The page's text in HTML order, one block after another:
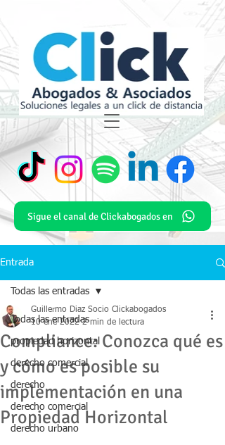
Sigue el canal de Clickabogados en
Entrada
Todas las entradas
propiedad horizontal
derecho comercial
derecho
derecho comercial
derecho urbano
Todas las entradas
Compliance: Conozca qué es
y cómo es posible su
implementación en una
Propiedad Horizontal
Guillermo Diaz Socio Clickabogados
10 ene 2022 2 min de lectura